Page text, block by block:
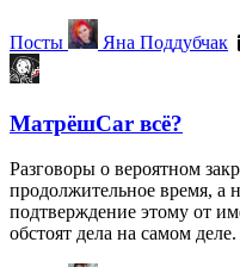
Посты Яна Поддубчак
МатрёшCar всё?
Разговоры о вероятном
продолжительное время, а
подтверждение этому от
обстоят дела на самом деле.